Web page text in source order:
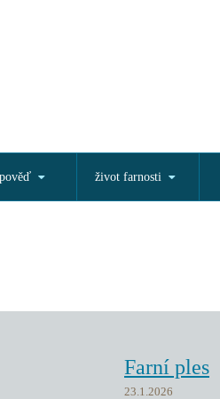
život farnosti
Farní ples
23.1.2026